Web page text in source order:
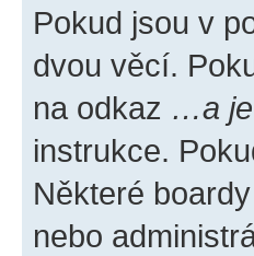
Pokud jsou v
dvou věcí.
na odkaz …a je
instrukce.
Některé
nebo